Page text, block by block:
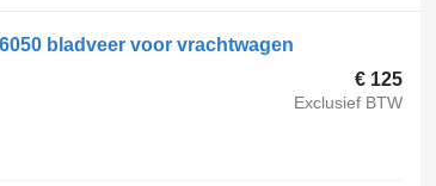
bladveer voor vrachtwagen
€ 125
Exclusief BTW